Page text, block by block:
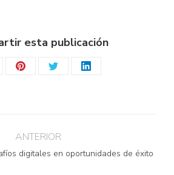
esta publicación
Share
Share
Share
ANTERIOR
Publicación
digitales en oportunidades de éxito